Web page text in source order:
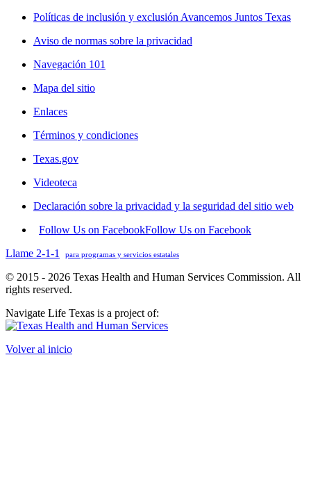
Políticas de inclusión y exclusión Avancemos Juntos Texas
Aviso de normas sobre la privacidad
Navegación 101
Mapa del sitio
Enlaces
Términos y condiciones
Texas.gov
Videoteca
Declaración sobre la privacidad y la seguridad del sitio web
Follow Us on FacebookFollow Us on Facebook
Llame 2-1-1
para programas y servicios estatales
© 2015 - 2026 Texas Health and Human Services Commission. All
rights reserved.
Navigate Life Texas is a project of:
Volver al inicio